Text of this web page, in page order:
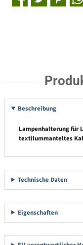
Beschreibung
Lampenhalterung für
textilummanteltes
Technische Daten
Eigenschaften